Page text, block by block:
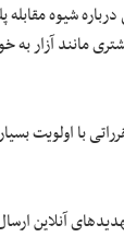
درباره شیوه
مانند آزار به
با اولویت
می کنند و مجازاتی تا